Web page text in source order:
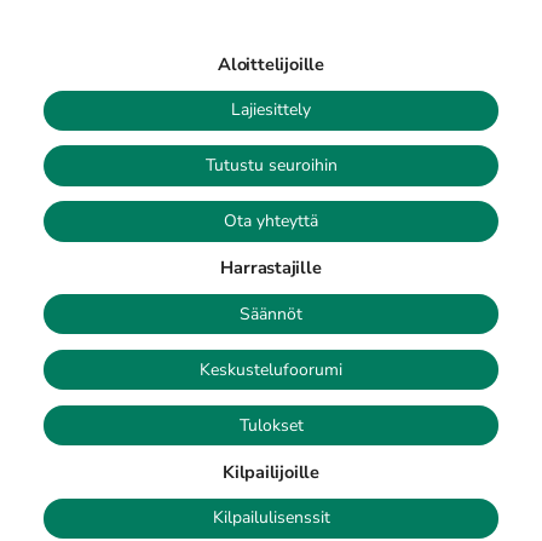
Aloittelijoille
Lajiesittely
Tutustu seuroihin
Ota yhteyttä
Harrastajille
Säännöt
Keskustelufoorumi
Tulokset
Kilpailijoille
Kilpailulisenssit